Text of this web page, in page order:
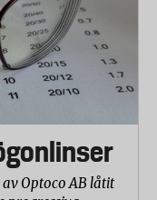
Optoco AB låtit